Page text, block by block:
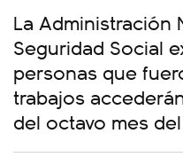
La Administración
Seguridad Social
personas que
trabajos
del octavo mes